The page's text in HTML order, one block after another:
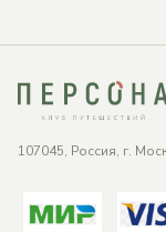
107045, Россия, г.